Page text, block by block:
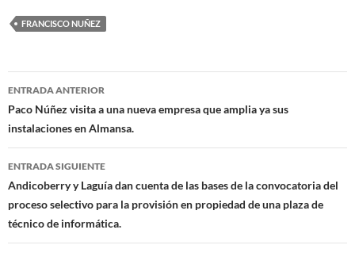
e
b
o
o
k
at
s
A
p
p
FRANCISCO NUÑEZ
Navegación
de
entradas
ENTRADA ANTERIOR
Paco Núñez visita a una nueva empresa que amplia ya sus
instalaciones en Almansa.
ENTRADA SIGUIENTE
Andicoberry y Laguía dan cuenta de las bases de la convocatoria del
proceso selectivo para la provisión en propiedad de una plaza de
técnico de informática.